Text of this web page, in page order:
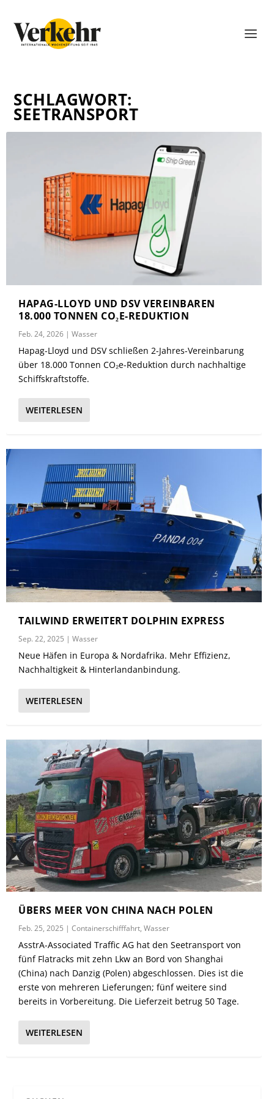
SCHLAGWORT:
SEETRANSPORT
HAPAG-LLOYD UND DSV VEREINBAREN
18.000 TONNEN CO₂E-REDUKTION
Feb. 24, 2026 |Wasser
Hapag-Lloyd und DSV schließen 2-Jahres-Vereinbarung
über 18.000 Tonnen CO₂e-Reduktion durch nachhaltige
Schiffskraftstoffe.
WEITERLESEN
TAILWIND ERWEITERT DOLPHIN EXPRESS
Sep. 22, 2025 |Wasser
Neue Häfen in Europa & Nordafrika. Mehr Effizienz,
Nachhaltigkeit & Hinterlandanbindung.
WEITERLESEN
ÜBERS MEER VON CHINA NACH POLEN
Feb. 25, 2025 |Containerschifffahrt,Wasser
AsstrA-Associated Traffic AG hat den Seetransport von
fünf Flatracks mit zehn Lkw an Bord von Shanghai
(China) nach Danzig (Polen) abgeschlossen. Dies ist die
erste von mehreren Lieferungen; fünf weitere sind
bereits in Vorbereitung. Die Lieferzeit betrug 50 Tage.
WEITERLESEN